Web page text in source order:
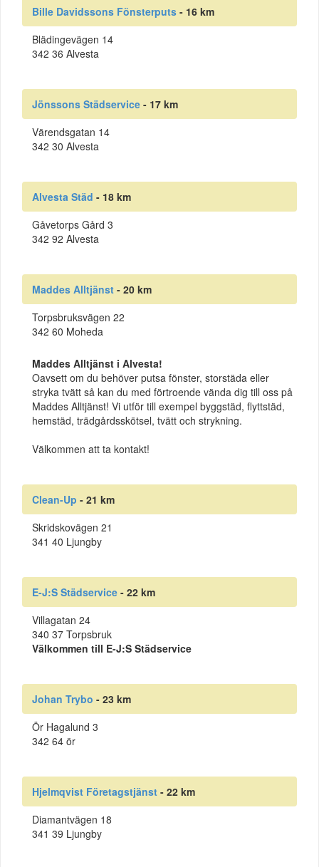
Bille Davidssons Fönsterputs - 16 km
Blädingevägen 14
342 36 Alvesta
Jönssons Städservice - 17 km
Värendsgatan 14
342 30 Alvesta
Alvesta Städ - 18 km
Gåvetorps Gård 3
342 92 Alvesta
Maddes Alltjänst - 20 km
Torpsbruksvägen 22
342 60 Moheda
Maddes Alltjänst i Alvesta!
Oavsett om du behöver putsa fönster, storstäda eller
stryka tvätt så kan du med förtroende vända dig till oss på
Maddes Alltjänst! Vi utför till exempel byggstäd, flyttstäd,
hemstäd, trädgårdsskötsel, tvätt och strykning.
Välkommen att ta kontakt!
Clean-Up - 21 km
Skridskovägen 21
341 40 Ljungby
E-J:S Städservice - 22 km
Villagatan 24
340 37 Torpsbruk
Välkommen till E-J:S Städservice
Johan Trybo - 23 km
Ör Hagalund 3
342 64 ör
Hjelmqvist Företagstjänst - 22 km
Diamantvägen 18
341 39 Ljungby